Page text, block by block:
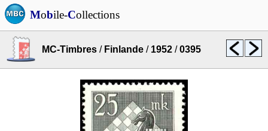
Mobile-Collections
MC-Timbres / Finlande / 1952 /0395